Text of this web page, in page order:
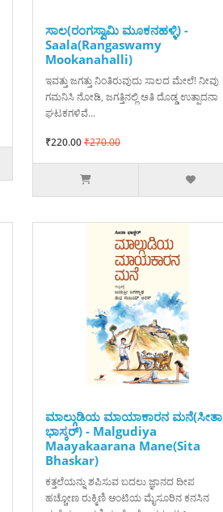
ಸಾಲ(ರಂಗಸ್ವಾಮಿ ಮೂಕನಹಳ್ಳಿ) -
Saala(Rangaswamy
Mookanahalli)
ಇವತ್ತು ಜಗತ್ತು ನಿಂತಿರುವುದು ಸಾಲದ ಮೇಲೆ! ನೀವು
ಗಮನಿಸಿ ನೋಡಿ, ಜಗತ್ತಿನಲ್ಲಿ ಅತಿ ದೊಡ್ಡ ಉತ್ಪಾದನಾ
ಘಟಕಗಳಿವೆ...
₹220.00₹270.00
ಮಾಲ್ಗುಡಿಯ ಮಾಯಾಕಾರನ ಮನೆ(ಸೀತಾ
ಭಾಸ್ಕರ್) - Malgudiya
Maayakaarana Mane(Sita
Bhaskar)
ಕತ್ತಲೆಯನ್ನು ಶಪಿಸುವ ಬದಲು ಜ್ಞಾನದ ದೀಪ
ಹಚ್ಚೋಣ ರುಕ್ಮಿಣಿ ಆಂಟಿಯ ಮೈಸೂರಿನ ಕನಸಿನ